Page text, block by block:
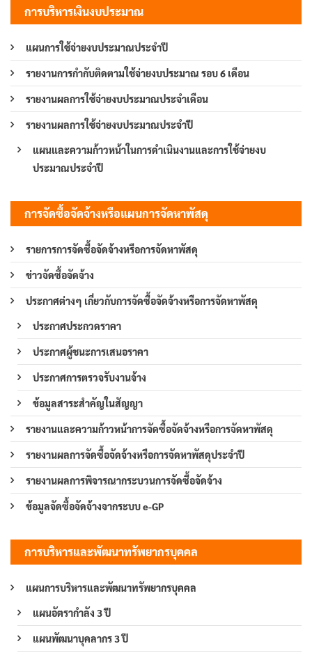
การบริหารเงินงบประมาณ
แผนการใช้จ่ายงบประมาณประจำปี
รายงานการกำกับติดตามใช้จ่ายงบประมาณ รอบ 6 เดือน
รายงานผลการใช้จ่ายงบประมาณประจำเดือน
รายงานผลการใช้จ่ายงบประมาณประจำปี
แผนและความก้าวหน้าในการดำเนินงานและการใช้จ่ายงบ
ประมาณประจำปี
การจัดซื้อจัดจ้างหรือแผนการจัดหาพัสดุ
รายการการจัดซื้อจัดจ้างหรือการจัดหาพัสดุ
ข่าวจัดซื้อจัดจ้าง
ประกาศต่างๆ เกี่ยวกับการจัดซื้อจัดจ้างหรือการจัดหาพัสดุ
ประกาศประกวดราคา
ประกาศผู้ชนะการเสนอราคา
ประกาศการตรวจรับงานจ้าง
ข้อมูลสาระสำคัญในสัญญา
รายงานและความก้าวหน้าการจัดซื้อจัดจ้างหรือการจัดหาพัสดุ
รายงานผลการจัดซื้อจัดจ้างหรือการจัดหาพัสดุประจำปี
รายงานผลการพิจารณากระบวนการจัดซื้อจัดจ้าง
ข้อมูลจัดซื้อจัดจ้างจากระบบ e-GP
การบริหารและพัฒนาทรัพยากรบุคคล
แผนการบริหารและพัฒนาทรัพยากรบุคคล
แผนอัตรากำลัง 3 ปี
แผนพัฒนาบุคลากร 3 ปี